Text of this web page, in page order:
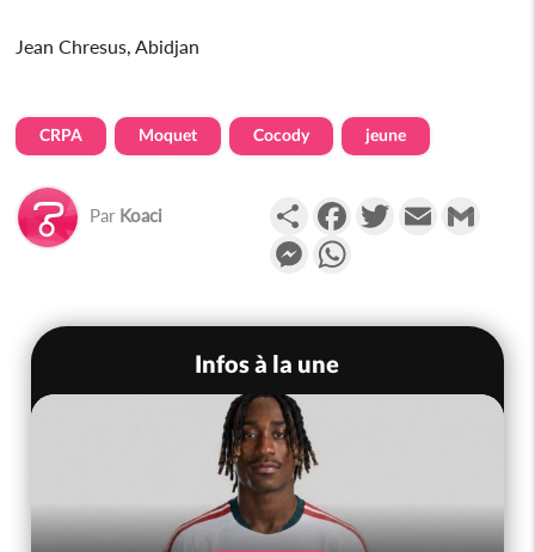
Jean Chresus, Abidjan
CRPA Moquet Cocody jeune
Par Koaci PartagerFacebookTwitterEmail
Messenger
Infos à la une